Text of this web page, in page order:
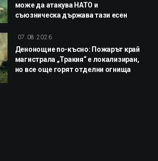
може да атакува НАТО и
съюзническа държава тази есен
07.08.2026
Денонощие по-късно: Пожарът край
магистрала „Тракия“ е локализиран,
но все още горят отделни огнища